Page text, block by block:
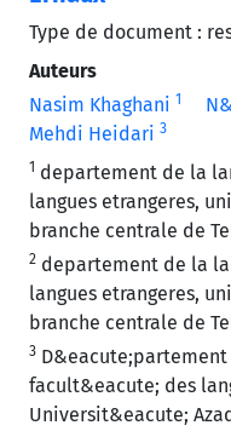
Type de document :
Auteurs
Nasim Khaghani 1
Mehdi Heidari 3
1 departement de la
langues etrangeres,
branche centrale de
2 departement de la
langues etrangeres,
branche centrale de
3
facult&eacute; des
Universit&eacute;